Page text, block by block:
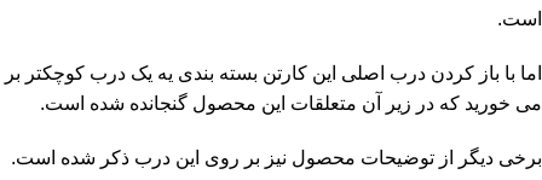
است.
اما با باز کردن درب اصلی این کارتن بسته بندی یه یک درب کوچکتر بر
می خورید که در زیر آن متعلقات این محصول گنجانده شده است.
برخی دیگر از توضیحات محصول نیز بر روی این درب ذکر شده است.